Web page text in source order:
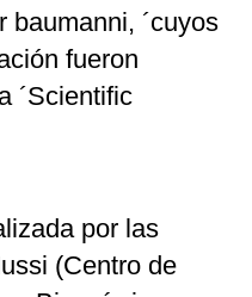
baumanni, ´cuyos
fueron
´Scientific
por las
(Centro de